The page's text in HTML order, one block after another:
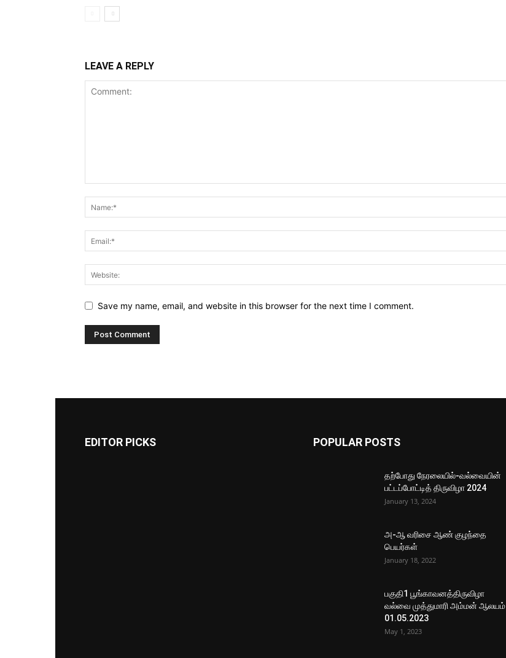
LEAVE A REPLY
Save my name, email, and website in this browser for the next time I comment.
EDITOR PICKS POPULAR POSTS
தற்போது நேரலையில்-வல்வையின்
பட்டப்போட்டித் திருவிழா 2024
January 13, 2024
அ-ஆ வரிசை ஆண் குழந்தை
பெயர்கள்
January 18, 2022
பகுதி1 பூங்காவனத்திருவிழா
வல்வை முத்துமாரி அம்மன் ஆலயம்
01.05.2023
May 1, 2023